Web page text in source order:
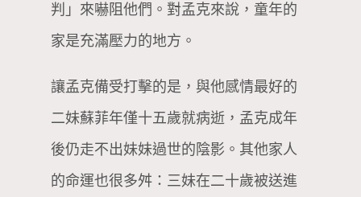
判」來嚇阻他們。對孟克來說，童年的
家是充滿壓力的地方。
讓孟克備受打擊的是，與他感情最好的
二妹蘇菲年僅十五歲就病逝，孟克成年
後仍走不出妹妹過世的陰影。其他家人
的命運也很多舛：三妹在二十歲被送進